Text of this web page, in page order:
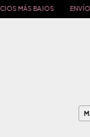
ENVÍOS A TODO EL PAÍS